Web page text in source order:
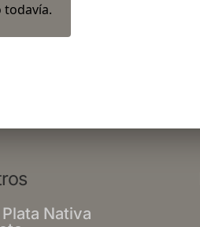
Nativa